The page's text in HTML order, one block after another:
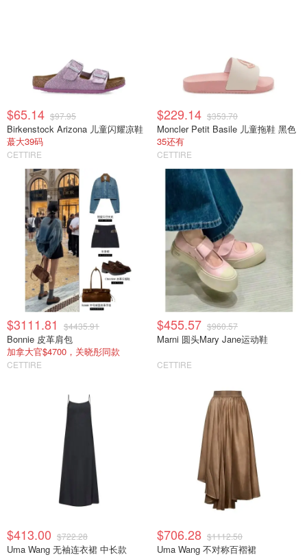
$65.14 $97.95
Birkenstock Arizona 儿童闪耀凉鞋
蕞大39码
CETTIRE
$229.14 $353.70
Moncler Petit Basile 儿童拖鞋 黑色
35还有
CETTIRE
$3111.81 $4435.91
Bonnie 皮革肩包
加拿大官$4700，关晓彤同款
CETTIRE
$455.57 $960.57
Marni 圆头Mary Jane运动鞋
CETTIRE
$413.00 $722.28
Uma Wang 无袖连衣裙 中长款
$706.28 $1112.50
Uma Wang 不对称百褶裙